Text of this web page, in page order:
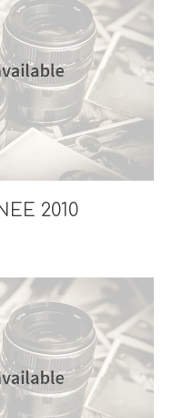
2010